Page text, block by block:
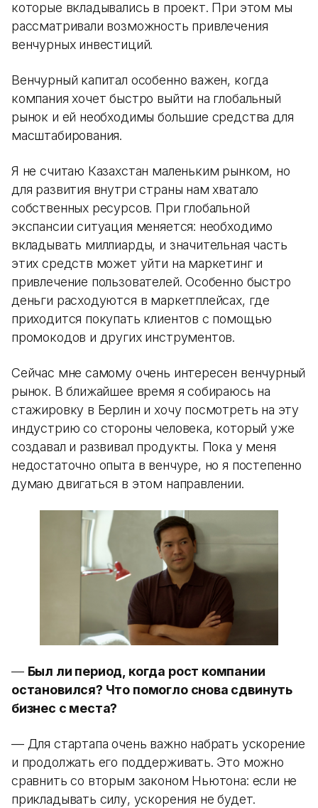
которые вкладывались в проект. При этом мы
рассматривали возможность привлечения
венчурных инвестиций.
Венчурный капитал особенно важен, когда
компания хочет быстро выйти на глобальный
рынок и ей необходимы большие средства для
масштабирования.
Я не считаю Казахстан маленьким рынком, но
для развития внутри страны нам хватало
собственных ресурсов. При глобальной
экспансии ситуация меняется: необходимо
вкладывать миллиарды, и значительная часть
этих средств может уйти на маркетинг и
привлечение пользователей. Особенно быстро
деньги расходуются в маркетплейсах, где
приходится покупать клиентов с помощью
промокодов и других инструментов.
Сейчас мне самому очень интересен венчурный
рынок. В ближайшее время я собираюсь на
стажировку в Берлин и хочу посмотреть на эту
индустрию со стороны человека, который уже
создавал и развивал продукты. Пока у меня
недостаточно опыта в венчуре, но я постепенно
думаю двигаться в этом направлении.
— Был ли период, когда рост компании
остановился? Что помогло снова сдвинуть
бизнес с места?
— Для стартапа очень важно набрать ускорение
и продолжать его поддерживать. Это можно
сравнить со вторым законом Ньютона: если не
прикладывать силу, ускорения не будет.